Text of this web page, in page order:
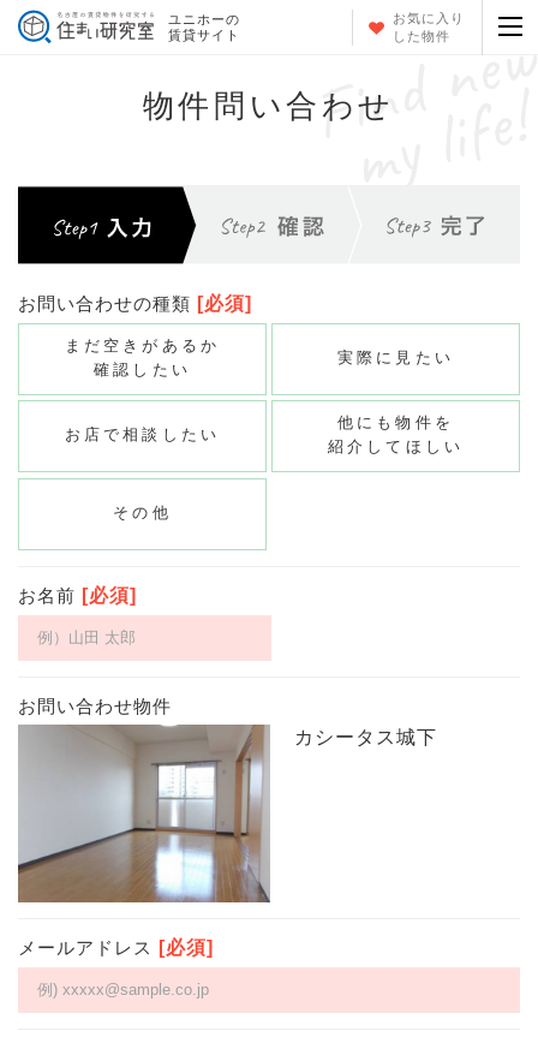
ユニホーの
賃貸サイト
お気に入り
した物件
物件問い合わせ
お問い合わせの種類 [必須]
まだ空きがあるか
確認したい
実際に見たい
お店で相談したい
他にも物件を
紹介してほしい
その他
お名前 [必須]
お問い合わせ物件
カシータス城下
メールアドレス [必須]